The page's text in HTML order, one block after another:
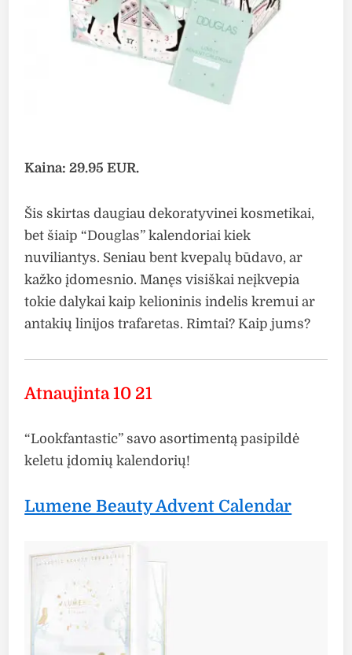
Kaina: 29.95 EUR.
Šis skirtas daugiau dekoratyvinei kosmetikai,
bet šiaip “Douglas” kalendoriai kiek
nuviliantys. Seniau bent kvepalų būdavo, ar
kažko įdomesnio. Manęs visiškai neįkvepia
tokie dalykai kaip kelioninis indelis kremui ar
antakių linijos trafaretas. Rimtai? Kaip jums?
Atnaujinta 10 21
“Lookfantastic” savo asortimentą pasipildė
keletu įdomių kalendorių!
Lumene Beauty Advent Calendar